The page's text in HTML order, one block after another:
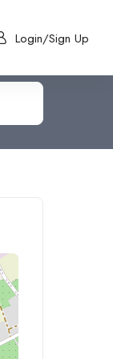
Login/Sign Up